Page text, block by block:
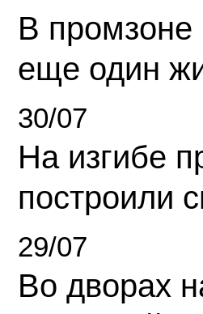
В промзоне
еще один
30/07
На изгибе
построили
29/07
Во дворах